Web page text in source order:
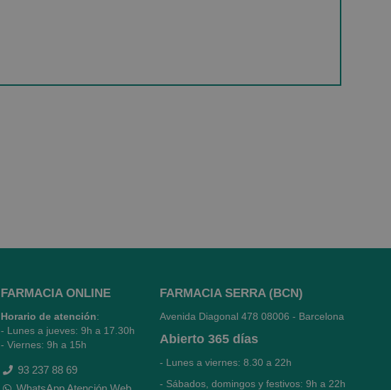
FARMACIA ONLINE
Horario de atención:
- Lunes a jueves: 9h a 17.30h
- Viernes: 9h a 15h
93 237 88 69
FARMACIA SERRA (BCN)
Avenida Diagonal 478 08006 - Barcelona
Abierto 365 días
- Lunes a viernes: 8.30 a 22h
- Sábados, domingos y festivos: 9h a 22h